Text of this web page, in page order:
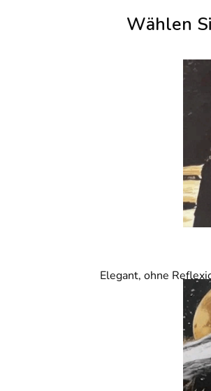
Wählen
Elegant, ohne